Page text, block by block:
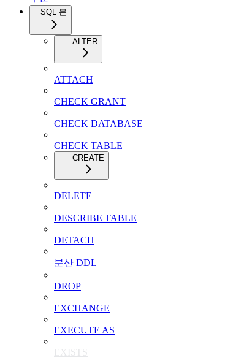
SQL 문
ALTER
ATTACH
CHECK GRANT
CHECK DATABASE
CHECK TABLE
CREATE
DELETE
DESCRIBE TABLE
DETACH
분산 DDL
DROP
EXCHANGE
EXECUTE AS
EXISTS